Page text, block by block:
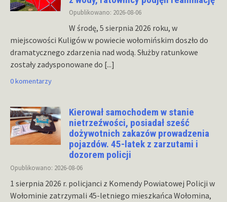
Opublikowano: 2026-08-06
W środę, 5 sierpnia 2026 roku, w
miejscowości Kuligów w powiecie wołomińskim doszło do
dramatycznego zdarzenia nad wodą. Służby ratunkowe
zostały zadysponowane do [...]
0 komentarzy
Kierował samochodem w stanie
nietrzeźwości, posiadał sześć
dożywotnich zakazów prowadzenia
pojazdów. 45-latek z zarzutami i
dozorem policji
Opublikowano: 2026-08-06
1 sierpnia 2026 r. policjanci z Komendy Powiatowej Policji w
Wołominie zatrzymali 45-letniego mieszkańca Wołomina,